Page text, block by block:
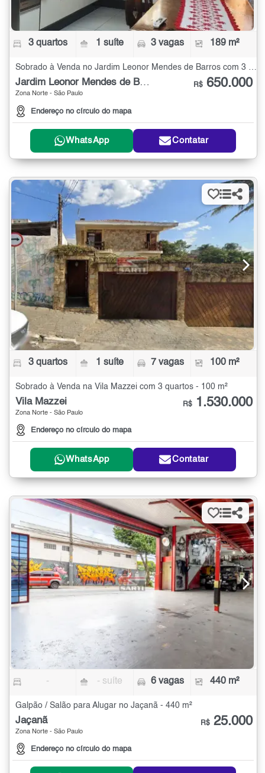
3 quartos 1 suíte 3 vagas 189 m²
Sobrado à Venda no Jardim Leonor Mendes de Barros com 3 quartos - 189 m²
Jardim Leonor Mendes de Barros
Zona Norte - São Paulo
Endereço no círculo do mapa
R$ 650.000
WhatsApp Contatar
3 quartos 1 suíte 7 vagas 100 m²
Sobrado à Venda na Vila Mazzei com 3 quartos - 100 m²
Vila Mazzei
Zona Norte - São Paulo
Endereço no círculo do mapa
R$ 1.530.000
WhatsApp Contatar
- - suíte 6 vagas 440 m²
Galpão / Salão para Alugar no Jaçanã - 440 m²
Jaçanã
Zona Norte - São Paulo
Endereço no círculo do mapa
R$ 25.000